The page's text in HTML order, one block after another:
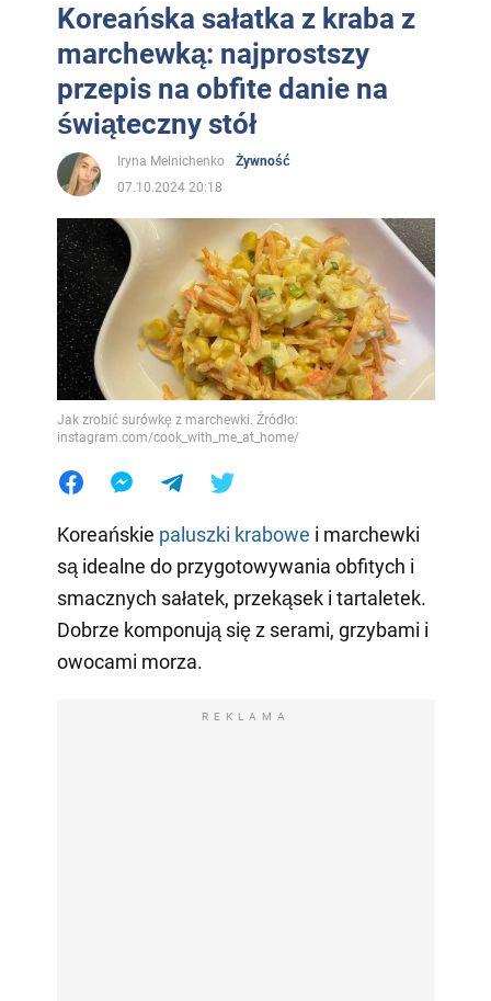
Koreańska sałatka z kraba z
marchewką: najprostszy
przepis na obfite danie na
świąteczny stół
Iryna Melnichenko
Żywność
07.10.2024 20:18
Jak zrobić surówkę z marchewki. Źródło:
instagram.com/cook_with_me_at_home/
Koreańskie paluszki krabowe i marchewki
są idealne do przygotowywania obfitych i
smacznych sałatek, przekąsek i tartaletek.
Dobrze komponują się z serami, grzybami i
owocami morza.
REKLAMA